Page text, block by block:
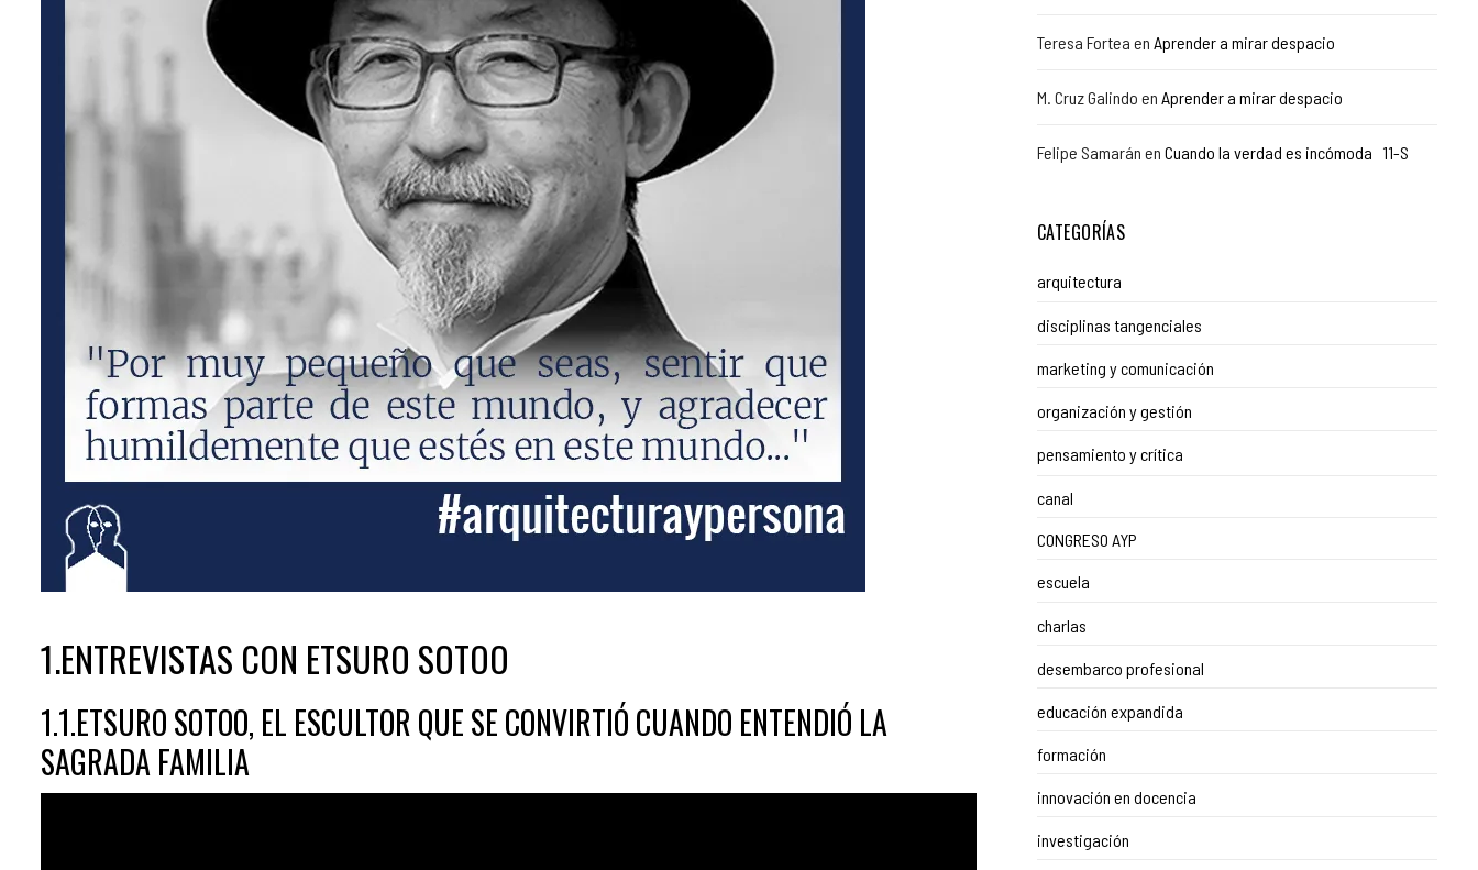
1.ENTREVISTAS CON ETSURO SOTOO
1.1.ETSURO SOTOO, EL ESCULTOR QUE SE CONVIRTIÓ CUANDO ENTENDIÓ LA
SAGRADA FAMILIA
Teresa Fortea en Aprender a mirar despacio
M. Cruz Galindo en Aprender a mirar despacio
Felipe Samarán en Cuando la verdad es incómoda 11-S
CATEGORÍAS
arquitectura
disciplinas tangenciales
marketing y comunicación
organización y gestión
pensamiento y crítica
canal
CONGRESO AYP
escuela
charlas
desembarco profesional
educación expandida
formación
innovación en docencia
investigación